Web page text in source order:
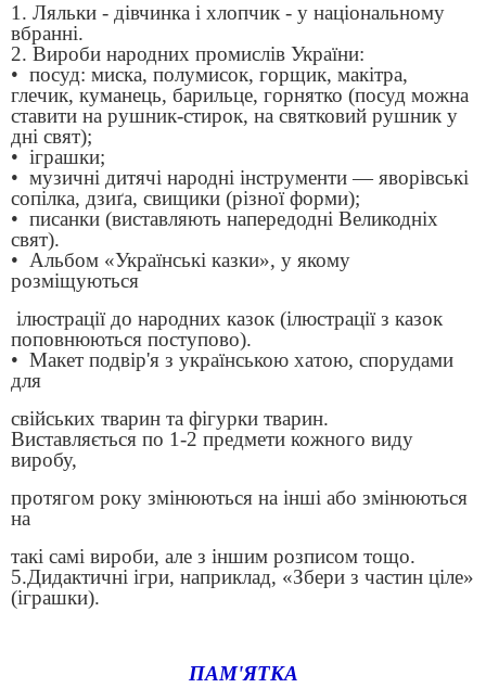
1. Ляльки - дівчинка і хлопчик - у національному
вбранні.
2. Вироби народних промислів України:
• посуд: миска, полумисок, горщик, макітра,
глечик, куманець, барильце, горнятко (посуд можна
ставити на рушник-стирок, на святковий рушник у
дні свят);
• іграшки;
• музичні дитячі народні інструменти — яворівські
сопілка, дзиґа, свищики (різної форми);
• писанки (виставляють напередодні Великодніх
свят).
• Альбом «Українські казки», у якому
розміщуються
ілюстрації до народних казок (ілюстрації з казок
поповнюються поступово).
• Макет подвір'я з українською хатою, спорудами
для
свійських тварин та фігурки тварин.
Виставляється по 1-2 предмети кожного виду
виробу,
протягом року змінюються на інші або змінюються
на
такі самі вироби, але з іншим розписом тощо.
5.Дидактичні ігри, наприклад, «Збери з частин ціле»
(іграшки).
ПАМ'ЯТКА